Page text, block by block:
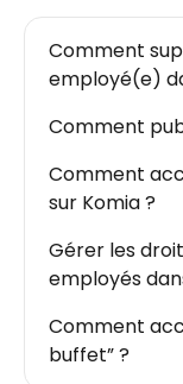
Comment
employé(e)
Comment
Comment
sur Komia ?
Gérer les
employés
Comment
buffet” ?